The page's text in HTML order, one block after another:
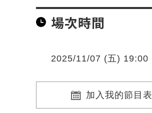
場次時間
2025/11/07 (五) 19:00
加入我的節目表